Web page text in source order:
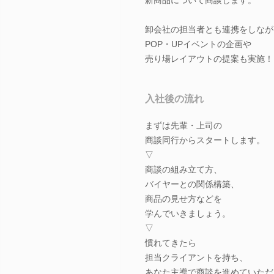
卸会社の担当者とも連携をしなが
POP・UPイベントの企画や
売り場レイアウトの提案も実施！
入社後の流れ
まずは先輩・上司の
商談同行からスタートします。
▽
商談の組み立て方、
バイヤーとの関係構築、
商品の見せ方などを
学んでいきましょう。
▽
慣れてきたら
担当クライアントを持ち、
あなた主導で商談を進めていただ